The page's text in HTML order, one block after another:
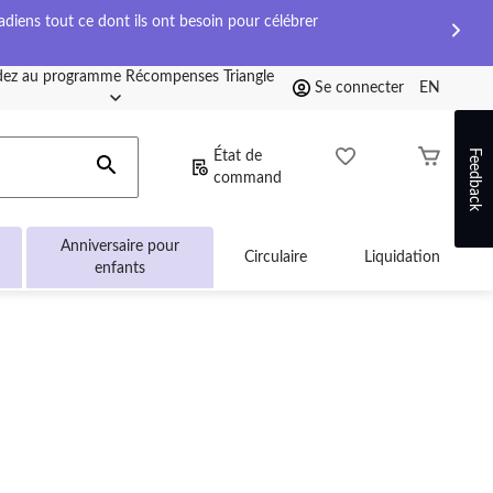
tout ce dont ils ont besoin pour célébrer
au programme Récompenses Triangle
Se connecter EN
État de
command
Anniversaire pour
enfants
Circulaire Liquidation
Feedback